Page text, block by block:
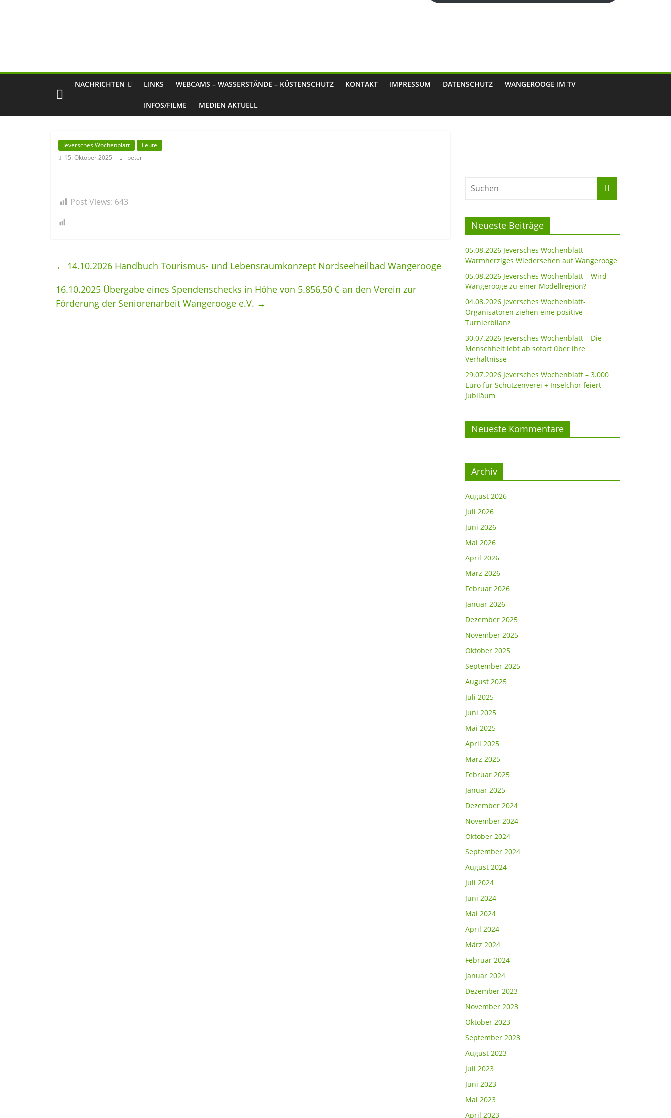
NACHRICHTEN LINKS WEBCAMS – WASSERSTÄNDE – KÜSTENSCHUTZ KONTAKT IMPRESSUM DATENSCHUTZ WANGEROOGE IM TV
INFOS/FILME MEDIEN AKTUELL
Jeversches Wochenblatt
Leute
15. Oktober 2025
peter
Post Views: 643
← 14.10.2026 Handbuch Tourismus- und Lebensraumkonzept Nordseeheilbad Wangerooge
16.10.2025 Übergabe eines Spendenschecks in Höhe von 5.856,50 € an den Verein zur
Förderung der Seniorenarbeit Wangerooge e.V. →
Neueste Beiträge
05.08.2026 Jeversches Wochenblatt –
Warmherziges Wiedersehen auf Wangerooge
05.08.2026 Jeversches Wochenblatt – Wird
Wangerooge zu einer Modellregion?
04.08.2026 Jeversches Wochenblatt-
Organisatoren ziehen eine positive
Turnierbilanz
30.07.2026 Jeversches Wochenblatt – Die
Menschheit lebt ab sofort über ihre
Verhältnisse
29.07.2026 Jeversches Wochenblatt – 3.000
Euro für Schützenverei + Inselchor feiert
Jubiläum
Neueste Kommentare
Archiv
August 2026
Juli 2026
Juni 2026
Mai 2026
April 2026
März 2026
Februar 2026
Januar 2026
Dezember 2025
November 2025
Oktober 2025
September 2025
August 2025
Juli 2025
Juni 2025
Mai 2025
April 2025
März 2025
Februar 2025
Januar 2025
Dezember 2024
November 2024
Oktober 2024
September 2024
August 2024
Juli 2024
Juni 2024
Mai 2024
April 2024
März 2024
Februar 2024
Januar 2024
Dezember 2023
November 2023
Oktober 2023
September 2023
August 2023
Juli 2023
Juni 2023
Mai 2023
April 2023